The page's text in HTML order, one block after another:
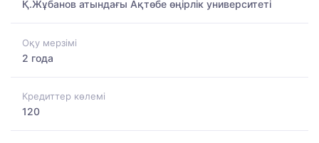
Қ.Жұбанов атындағы Ақтөбе өңірлік университеті
Оқу мерзімі
2 года
Кредиттер көлемі
120